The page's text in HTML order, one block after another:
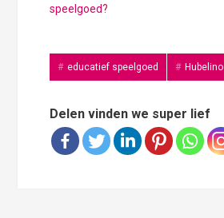
speelgoed?
educatief speelgoed Hubelino
Delen vinden we super lief